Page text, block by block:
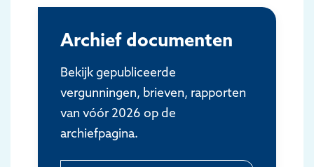
Archief documenten
Bekijk gepubliceerde
vergunningen, brieven, rapporten
van vóór 2026 op de
archiefpagina.